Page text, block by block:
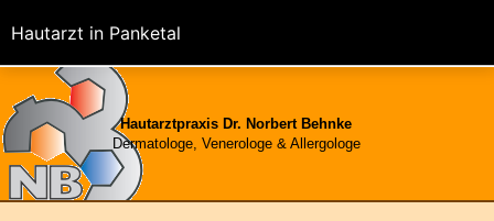
Hautarztpraxis Dr. Norbert Behnke
Dermatologe, Venerologe & Allergologe
Hautarzt in Panketal